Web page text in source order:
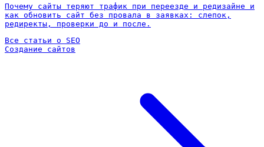
Почему сайты теряют трафик при переезде и редизайне и
как обновить сайт без провала в заявках: слепок,
редиректы, проверки до и после.
Все статьи о SEO
Создание сайтов